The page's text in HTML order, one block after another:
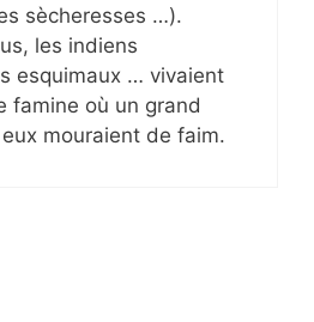
sècheresses …).
les indiens
esquimaux … vivaient
famine où un grand
eux mouraient de faim.